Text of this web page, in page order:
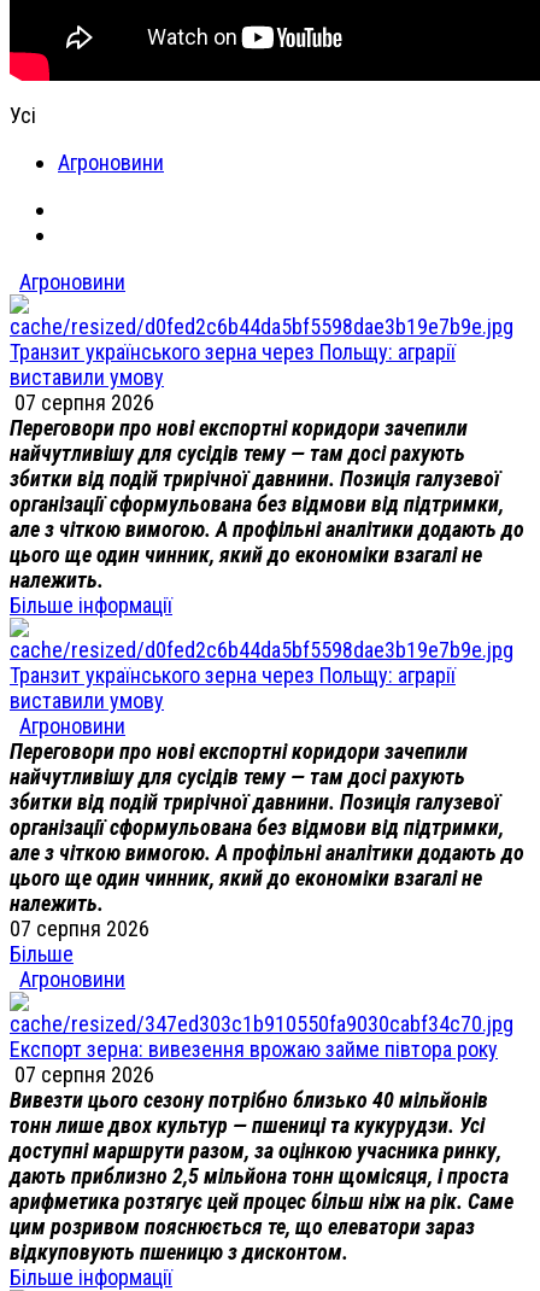
Усі
Агроновини
Агроновини
Транзит українського зерна через Польщу: аграрії
виставили умову
07 серпня 2026
Переговори про нові експортні коридори зачепили
найчутливішу для сусідів тему — там досі рахують
збитки від подій трирічної давнини. Позиція галузевої
організації сформульована без відмови від підтримки,
але з чіткою вимогою. А профільні аналітики додають до
цього ще один чинник, який до економіки взагалі не
належить.
Більше інформації
Транзит українського зерна через Польщу: аграрії
виставили умову
Агроновини
Переговори про нові експортні коридори зачепили
найчутливішу для сусідів тему — там досі рахують
збитки від подій трирічної давнини. Позиція галузевої
організації сформульована без відмови від підтримки,
але з чіткою вимогою. А профільні аналітики додають до
цього ще один чинник, який до економіки взагалі не
належить.
07 серпня 2026
Більше
Агроновини
Експорт зерна: вивезення врожаю займе півтора року
07 серпня 2026
Вивезти цього сезону потрібно близько 40 мільйонів
тонн лише двох культур — пшениці та кукурудзи. Усі
доступні маршрути разом, за оцінкою учасника ринку,
дають приблизно 2,5 мільйона тонн щомісяця, і проста
арифметика розтягує цей процес більш ніж на рік. Саме
цим розривом пояснюється те, що елеватори зараз
відкуповують пшеницю з дисконтом.
Більше інформації